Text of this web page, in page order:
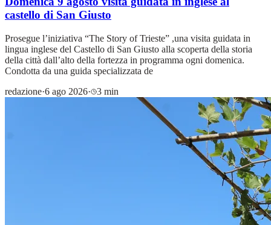
castello di San Giusto
Prosegue l’iniziativa “The Story of Trieste” ,una visita guidata in
lingua inglese del Castello di San Giusto alla scoperta della storia
della città dall’alto della fortezza in programma ogni domenica.
Condotta da una guida specializzata de
redazione·6 ago 2026· 3 min